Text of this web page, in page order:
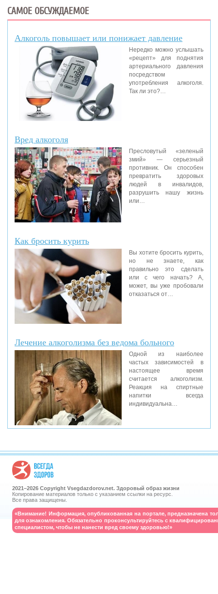
САМОЕ ОБСУЖДАЕМОЕ
Алкоголь повышает или понижает давление
Нередко можно услышать
«рецепт» для поднятия
артериального давления
посредством
употребления алкоголя.
Так ли это?…
Вред алкоголя
Пресловутый «зеленый
змий» — серьезный
противник. Он способен
превратить здоровых
людей в инвалидов,
разрушить нашу жизнь
или…
Как бросить курить
Вы хотите бросить курить,
но не знаете, как
правильно это сделать
или с чего начать? А,
может, вы уже пробовали
отказаться от…
Лечение алкоголизма без ведома больного
Одной из наиболее
частых зависимостей в
настоящее время
считается алкоголизм.
Реакция на спиртные
напитки всегда
индивидуальна…
2021–2026 Copyright Vsegdazdorov.net. Здоровый образ жизни
Копирование материалов только с указанием ссылки на ресурс.
Все права защищены.
«Внимание! Информация, опубликованная на портале, предназначена
для ознакомления. Обязательно проконсультируйтесь с
специалистом, чтобы не нанести вред своему здоровью!»